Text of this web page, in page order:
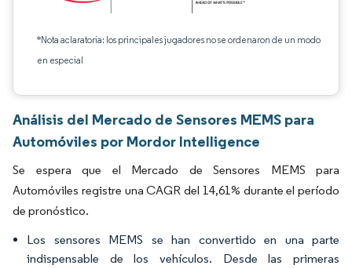
*Nota aclaratoria: los principales jugadores no se ordenaron de un modo
en especial
Análisis del Mercado de Sensores MEMS para
Automóviles por Mordor Intelligence
Se espera que el Mercado de Sensores MEMS para
Automóviles registre una CAGR del 14,61% durante el período
de pronóstico.
Los sensores MEMS se han convertido en una parte
indispensable de los vehículos. Desde las primeras